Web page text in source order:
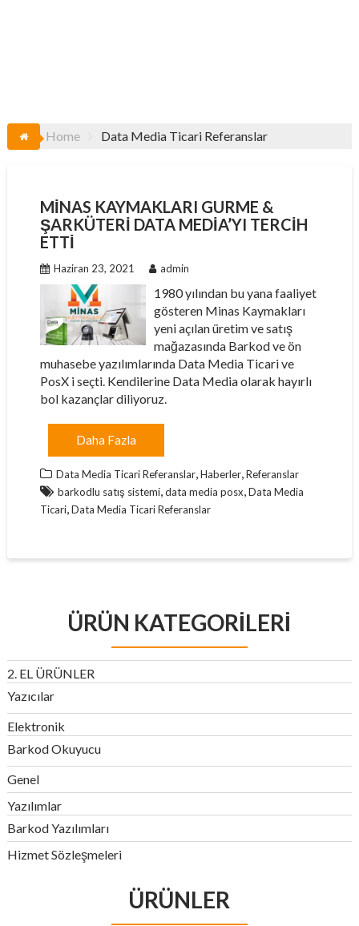
Home Data Media Ticari Referanslar
MINAS KAYMAKLARI GURME &
ŞARKÜTERI DATA MEDIA’YI TERCIH
ETTI
Haziran 23, 2021 admin
1980 yılından bu yana faaliyet
gösteren Minas Kaymakları
yeni açılan üretim ve satış
mağazasında Barkod ve ön
muhasebe yazılımlarında Data Media Ticari ve
PosX i seçti. Kendilerine Data Media olarak hayırlı
bol kazançlar diliyoruz.
Daha Fazla
Data Media Ticari Referanslar,Haberler,Referanslar
barkodlu satış sistemi,data media posx,Data Media
Ticari,Data Media Ticari Referanslar
ÜRÜN KATEGORILERI
2. EL ÜRÜNLER
Yazıcılar
Elektronik
Barkod Okuyucu
Genel
Yazılımlar
Barkod Yazılımları
Hizmet Sözleşmeleri
ÜRÜNLER